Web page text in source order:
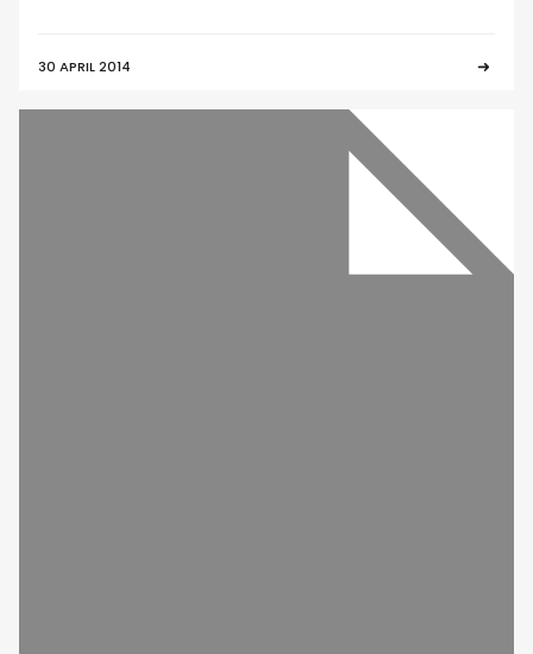
30 APRIL 2014